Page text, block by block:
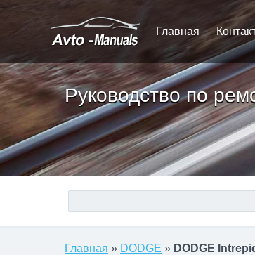
Главная
Руководство по
Главная » DODGE » DODGE